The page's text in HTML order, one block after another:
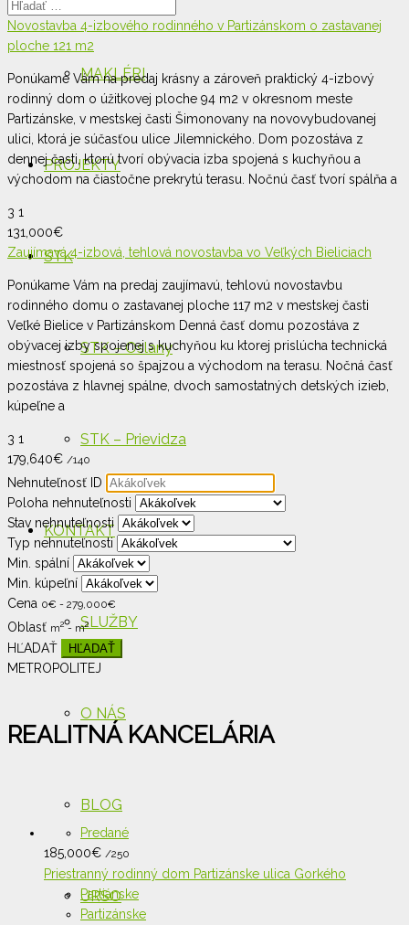
MAKLÉRI
PROJEKTY
STK
STK – Oslany
STK – Prievidza
KONTAKT
SLUŽBY
O NÁS
BLOG
URSO
Novostavba 4-izbového rodinného v Partizánskom o zastavanej
ploche 121 m2
Ponúkame Vám na predaj krásny a zároveň praktický 4-izbový
rodinný dom o úžitkovej ploche 94 m2 v okresnom meste
Partizánske, v mestskej časti Šimonovany na novovybudovanej
ulici, ktorá je súčasťou ulice Jilemnického. Dom pozostáva z
dennej časti, ktorú tvorí obývacia izba spojená s kuchyňou a
východom na čiastočne prekrytú terasu. Nočnú časť tvorí spálňa a
3 1
131,000€
Zaujímavá 4-izbová, tehlová novostavba vo Veľkých Bieliciach
Ponúkame Vám na predaj zaujímavú, tehlovú novostavbu
rodinného domu o zastavanej ploche 117 m2 v mestskej časti
Veľké Bielice v Partizánskom Denná časť domu pozostáva z
obývacej izby spojenej s kuchyňou ku ktorej prislúcha technická
miestnosť spojená so špajzou a východom na terasu. Nočná časť
pozostáva z hlavnej spálne, dvoch samostatných detských izieb,
kúpeľne a
3 1
179,640€ /140
Nehnuteľnosť ID
Poloha nehnuteľnosti
Stav nehnuteľnosti
Typ nehnuteľnosti
Min. spální
Min. kúpeľní
Cena 0€ - 279,000€
Oblasť m2- m2
HĽADAŤ
METROPOLITEJ
REALITNÁ KANCELÁRIA
Predané
185,000€ /250
Priestranný rodinný dom Partizánske ulica Gorkého
Partiánske
Partizánske